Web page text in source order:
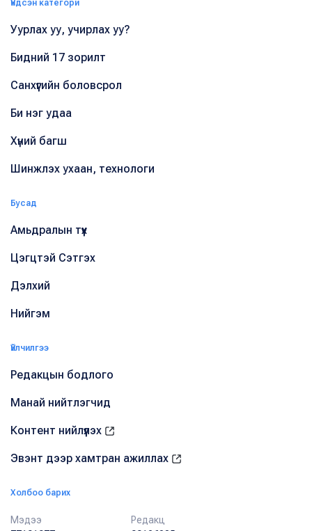
Үндсэн категори
Уурлах уу, учирлах уу?
Бидний 17 зорилт
Санхүүгийн боловсрол
Би нэг удаа
Хүний багш
Шинжлэх ухаан, технологи
Бусад
Амьдралын түүх
Цэгцтэй Сэтгэх
Дэлхий
Нийгэм
Үйлчилгээ
Редакцын бодлого
Манай нийтлэгчид
Контент нийлүүлэх
Эвэнт дээр хамтран ажиллах
Холбоо барих
Мэдээ
Редакц